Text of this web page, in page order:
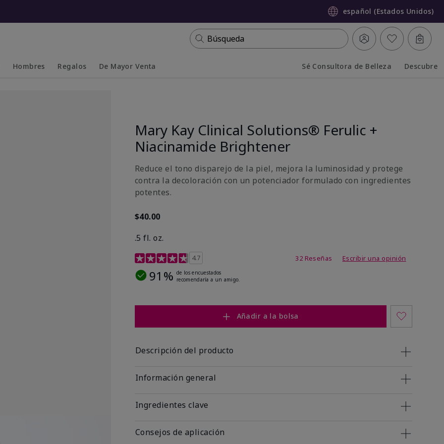
español (Estados Unidos)
Búsqueda
Hombres Regalos De Mayor Venta Sé Consultora de Belleza Descubre
Mary Kay Clinical Solutions® Ferulic +
Niacinamide Brightener
Reduce el tono disparejo de la piel, mejora la luminosidad y protege
contra la decoloración con un potenciador formulado con ingredientes
potentes.
$40.00
.5 fl. oz.
Calificación de clientes de 4 de 5
4.7 32 Reseñas Escribir una opinión
91% de los encuestados
recomendaría a un amigo.
Añadir a la bolsa
Descripción del producto
Información general
Ingredientes clave
Consejos de aplicación